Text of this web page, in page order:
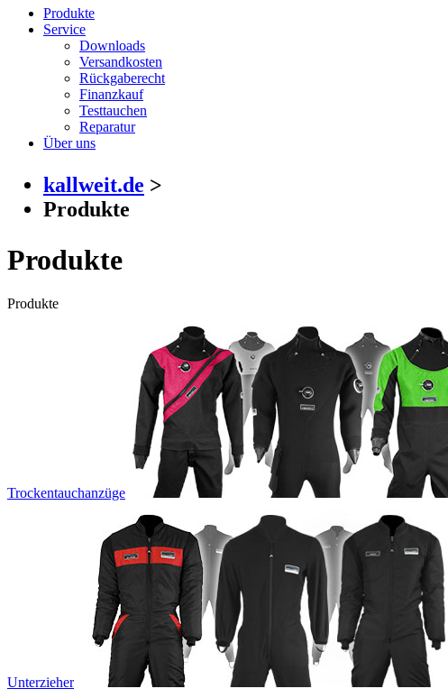
Produkte
Service
Downloads
Versandkosten
Rückgaberecht
Finanzkauf
Testtauchen
Reparatur
Über uns
kallweit.de >
Produkte
Produkte
Produkte
Trockentauchanzüge
Unterzieher